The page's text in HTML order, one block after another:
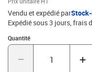
Vendu et expédié par
Expédié sous 3 jours, frais
Quantité
Quantité : 1